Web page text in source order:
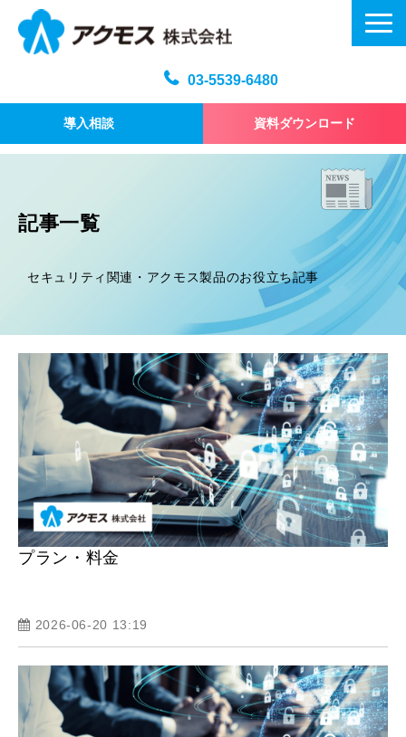
03-5539-6480
導入相談 資料ダウンロード
よくある質問
お問い合わせ
記事一覧
セキュリティ関連・アクモス製品のお役立ち記事
プラン・料金
2026-06-20 13:19